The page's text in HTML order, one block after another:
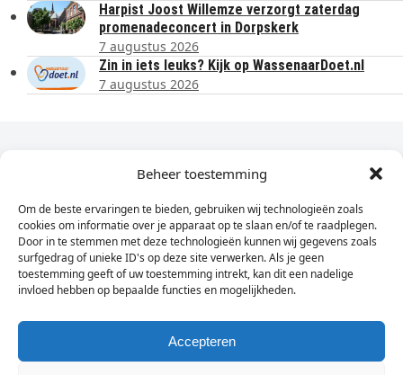
Beheer toestemming
Om de beste ervaringen te bieden, gebruiken wij technologieën zoals
cookies om informatie over je apparaat op te slaan en/of te raadplegen.
Door in te stemmen met deze technologieën kunnen wij gegevens zoals
surfgedrag of unieke ID's op deze site verwerken. Als je geen
toestemming geeft of uw toestemming intrekt, kan dit een nadelige
invloed hebben op bepaalde functies en mogelijkheden.
Accepteren
Harpist Joost Willemze verzorgt zaterdag
promenadeconcert in Dorpskerk
7 augustus 2026
Zin in iets leuks? Kijk op WassenaarDoet.nl
7 augustus 2026
Dagelijks het laatste nieuws in je e-mail?
Vul
hier
je
e-
mailadres
in
Sign Up